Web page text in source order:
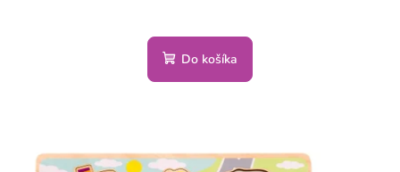
Do košíka